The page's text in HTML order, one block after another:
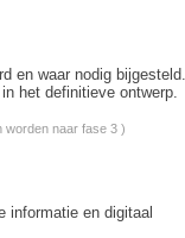
en waar nodig bijgesteld.
het definitieve ontwerp.
worden naar fase 3 )
informatie en digitaal